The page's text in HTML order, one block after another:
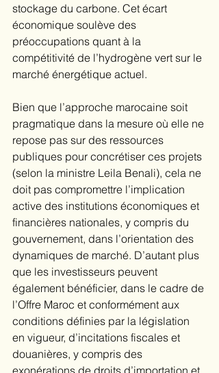
stockage du carbone. Cet écart
économique soulève des
préoccupations quant à la
compétitivité de l’hydrogène vert sur le
marché énergétique actuel.
Bien que l’approche marocaine soit
pragmatique dans la mesure où elle ne
repose pas sur des ressources
publiques pour concrétiser ces projets
(selon la ministre Leila Benali), cela ne
doit pas compromettre l’implication
active des institutions économiques et
financières nationales, y compris du
gouvernement, dans l’orientation des
dynamiques de marché. D’autant plus
que les investisseurs peuvent
également bénéficier, dans le cadre de
l’Offre Maroc et conformément aux
conditions définies par la législation
en vigueur, d’incitations fiscales et
douanières, y compris des